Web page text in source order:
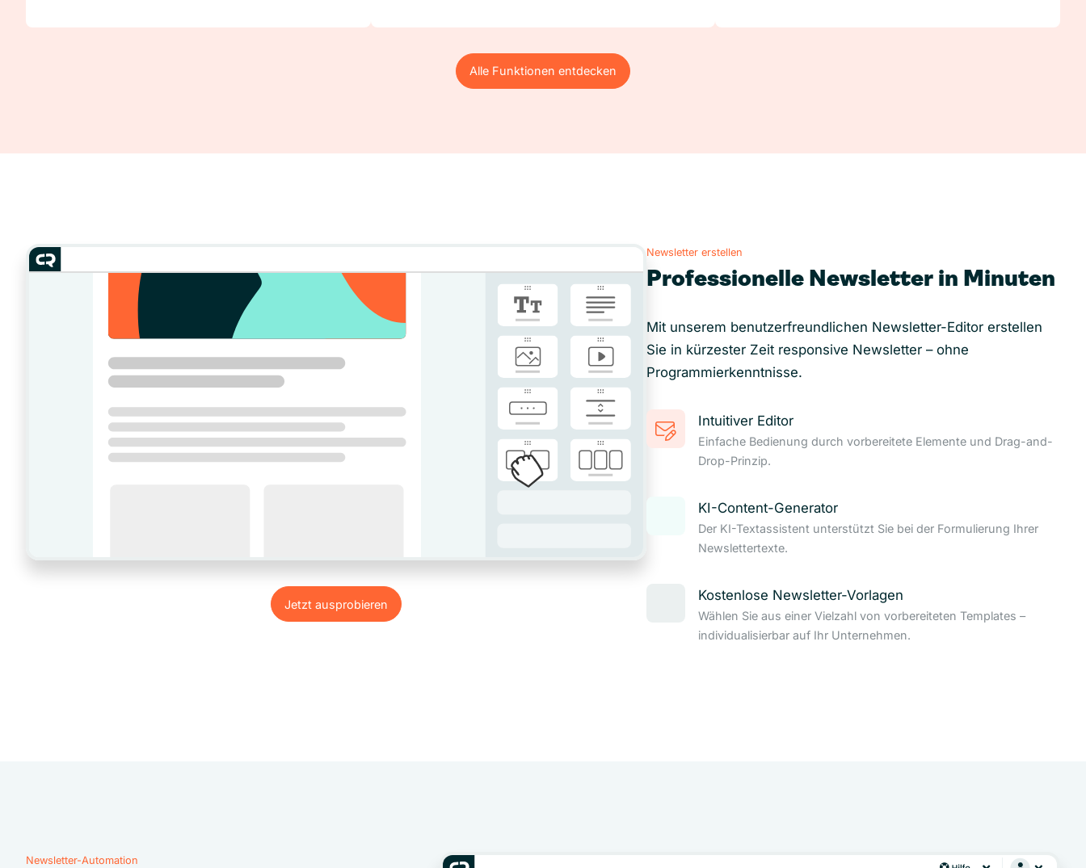
Alle Funktionen entdecken
Alle Funktionen entdecken
Jetzt ausprobieren
Jetzt ausprobieren
Newsletter erstellen
Professionelle Newsletter in Minuten
Mit unserem benutzerfreundlichen Newsletter-Editor erstellen
Sie in kürzester Zeit responsive Newsletter – ohne
Programmierkenntnisse.
Intuitiver Editor
Einfache Bedienung durch vorbereitete Elemente und Drag-and-
Drop-Prinzip.
KI-Content-Generator
Der KI-Textassistent unterstützt Sie bei der Formulierung Ihrer
Newslettertexte.
Kostenlose Newsletter-Vorlagen
Wählen Sie aus einer Vielzahl von vorbereiteten Templates –
individualisierbar auf Ihr Unternehmen.
Newsletter-Automation